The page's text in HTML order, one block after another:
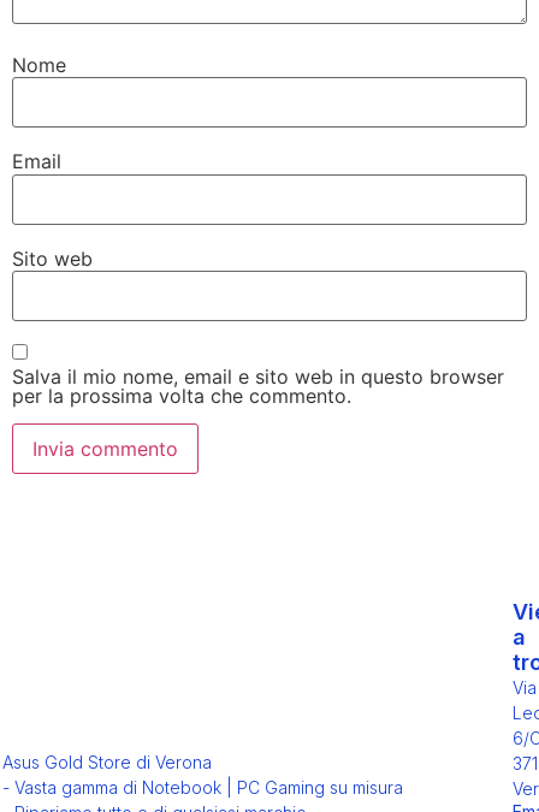
Nome
Email
Sito web
Salva il mio nome, email e sito web in questo browser
per la prossima volta che commento.
Asus Gold Store di Verona
- Vasta gamma di Notebook | PC Gaming su misura
a
Via
6/